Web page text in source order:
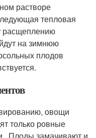
растворе
тепловая
расщеплению
на зимнюю
плодов
овощи
только ровные
. Плоды замачивают и